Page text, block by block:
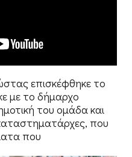
επισκέφθηκε το
με το δήμαρχο
του ομάδα και
που
που